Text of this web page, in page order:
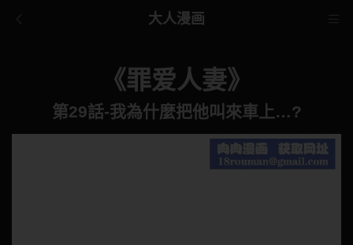
大人漫画
《罪爱人妻》
第29話-我為什麼把他叫來車上…?